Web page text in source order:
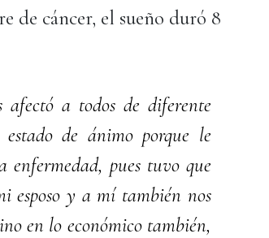
de cáncer, el sueño duró 8
a todos de diferente
de ánimo porque le
pues tuvo que
esposo y a mí también nos
en lo económico también,